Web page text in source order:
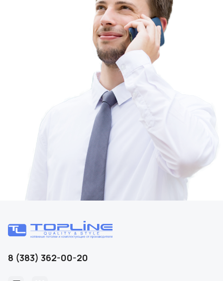
8 (383) 362-00-20